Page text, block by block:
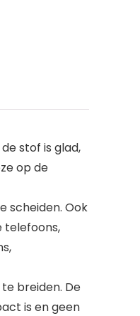
stof is glad,
op de
scheiden. Ook
telefoons,
breiden. De
is en geen